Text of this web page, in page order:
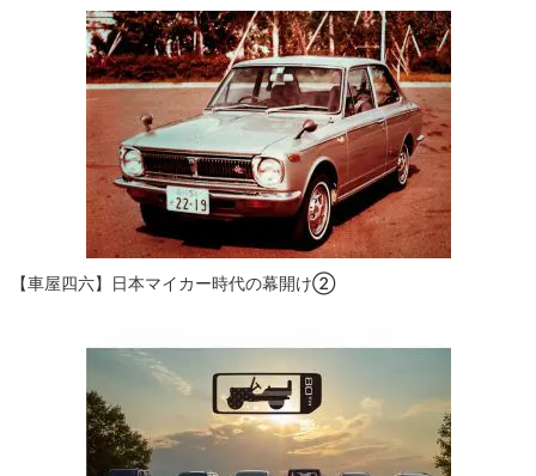
【車屋四六】日本マイカー時代の幕開け②